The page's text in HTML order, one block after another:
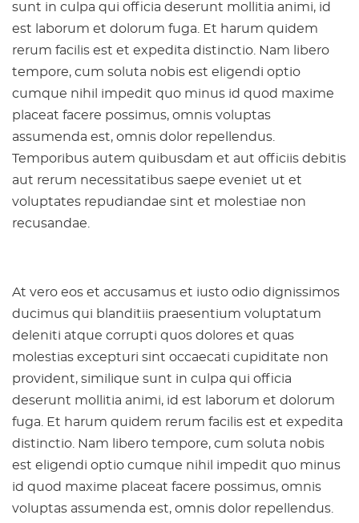
sunt in culpa qui officia deserunt mollitia animi, id
est laborum et dolorum fuga. Et harum quidem
rerum facilis est et expedita distinctio. Nam libero
tempore, cum soluta nobis est eligendi optio
cumque nihil impedit quo minus id quod maxime
placeat facere possimus, omnis voluptas
assumenda est, omnis dolor repellendus.
Temporibus autem quibusdam et aut officiis debitis
aut rerum necessitatibus saepe eveniet ut et
voluptates repudiandae sint et molestiae non
recusandae.
At vero eos et accusamus et iusto odio dignissimos
ducimus qui blanditiis praesentium voluptatum
deleniti atque corrupti quos dolores et quas
molestias excepturi sint occaecati cupiditate non
provident, similique sunt in culpa qui officia
deserunt mollitia animi, id est laborum et dolorum
fuga. Et harum quidem rerum facilis est et expedita
distinctio. Nam libero tempore, cum soluta nobis
est eligendi optio cumque nihil impedit quo minus
id quod maxime placeat facere possimus, omnis
voluptas assumenda est, omnis dolor repellendus.